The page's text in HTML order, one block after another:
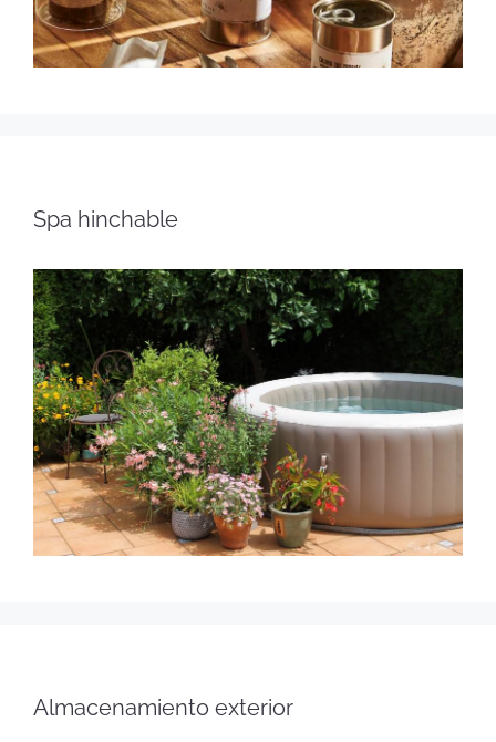
Spa hinchable
Almacenamiento exterior